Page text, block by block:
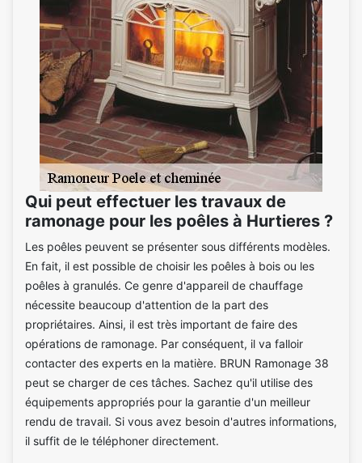
Qui peut effectuer les travaux de
ramonage pour les poêles à Hurtieres ?
Les poêles peuvent se présenter sous différents modèles.
En fait, il est possible de choisir les poêles à bois ou les
poêles à granulés. Ce genre d'appareil de chauffage
nécessite beaucoup d'attention de la part des
propriétaires. Ainsi, il est très important de faire des
opérations de ramonage. Par conséquent, il va falloir
contacter des experts en la matière. BRUN Ramonage 38
peut se charger de ces tâches. Sachez qu'il utilise des
équipements appropriés pour la garantie d'un meilleur
rendu de travail. Si vous avez besoin d'autres informations,
il suffit de le téléphoner directement.